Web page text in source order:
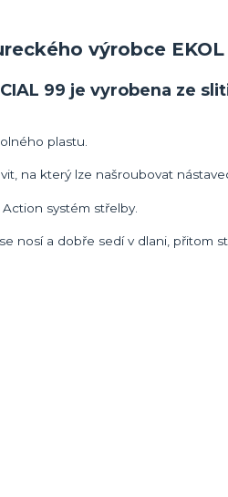
výrobce EKOL
99 je vyrobena ze
plastu.
na který lze našroubovat
systém střelby.
nosí a dobře sedí v dlani, přitom